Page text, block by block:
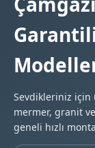
Sevdikleriniz için
mermer, granit
geneli hızlı